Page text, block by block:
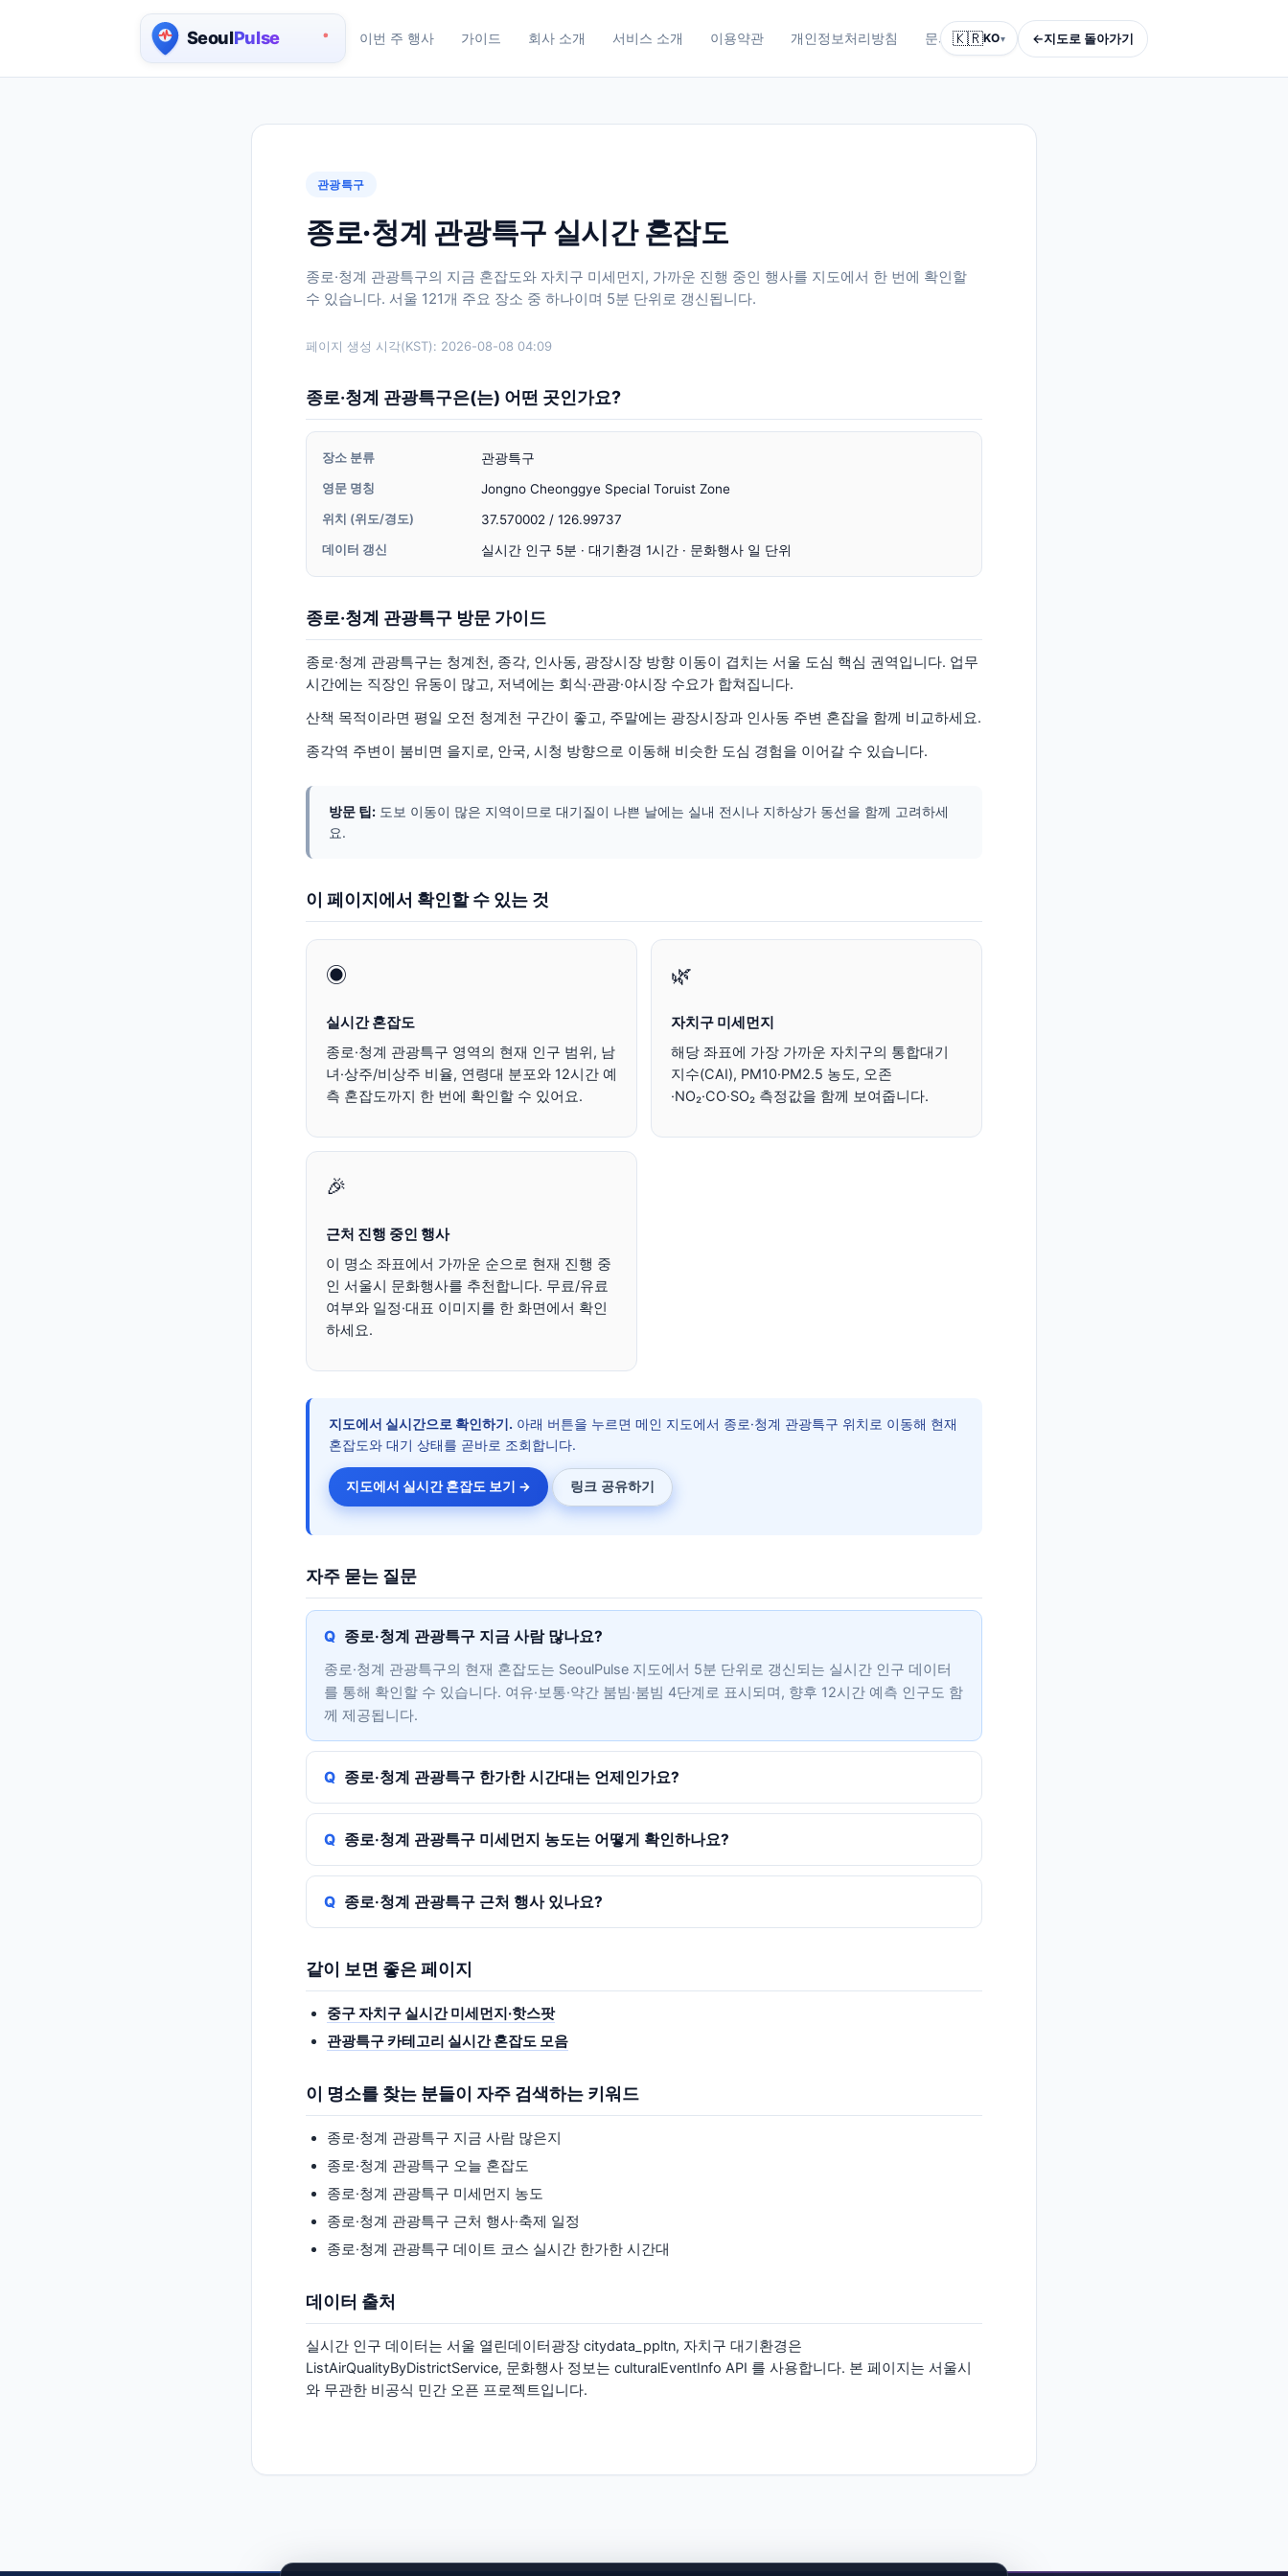
서울 실시간 인구 지도
이번 주 행사 가이드 회사 소개 서비스 소개 이용약관 개인정보처리방침 문의하기
🇰🇷KO▾ ←지도로 돌아가기
관광특구
종로·청계 관광특구 실시간 혼잡도
종로·청계 관광특구의 지금 혼잡도와 자치구 미세먼지, 가까운 진행 중인 행사를 지도에서 한 번에 확인할
수 있습니다. 서울 121개 주요 장소 중 하나이며 5분 단위로 갱신됩니다.
페이지 생성 시각(KST): 2026-08-08 04:09
종로·청계 관광특구은(는) 어떤 곳인가요?
장소 분류
관광특구
영문 명칭
Jongno Cheonggye Special Toruist Zone
위치 (위도/경도)
37.570002 / 126.99737
데이터 갱신
실시간 인구 5분 · 대기환경 1시간 · 문화행사 일 단위
종로·청계 관광특구 방문 가이드
종로·청계 관광특구는 청계천, 종각, 인사동, 광장시장 방향 이동이 겹치는 서울 도심 핵심 권역입니다. 업무
시간에는 직장인 유동이 많고, 저녁에는 회식·관광·야시장 수요가 합쳐집니다.
산책 목적이라면 평일 오전 청계천 구간이 좋고, 주말에는 광장시장과 인사동 주변 혼잡을 함께 비교하세요.
종각역 주변이 붐비면 을지로, 안국, 시청 방향으로 이동해 비슷한 도심 경험을 이어갈 수 있습니다.
방문 팁: 도보 이동이 많은 지역이므로 대기질이 나쁜 날에는 실내 전시나 지하상가 동선을 함께 고려하세
요.
이 페이지에서 확인할 수 있는 것
◉
실시간 혼잡도
종로·청계 관광특구 영역의 현재 인구 범위, 남
녀·상주/비상주 비율, 연령대 분포와 12시간 예
측 혼잡도까지 한 번에 확인할 수 있어요.
🌿
자치구 미세먼지
해당 좌표에 가장 가까운 자치구의 통합대기
지수(CAI), PM10·PM2.5 농도, 오존
·NO₂·CO·SO₂ 측정값을 함께 보여줍니다.
🎉
근처 진행 중인 행사
이 명소 좌표에서 가까운 순으로 현재 진행 중
인 서울시 문화행사를 추천합니다. 무료/유료
여부와 일정·대표 이미지를 한 화면에서 확인
하세요.
지도에서 실시간으로 확인하기. 아래 버튼을 누르면 메인 지도에서 종로·청계 관광특구 위치로 이동해 현재
혼잡도와 대기 상태를 곧바로 조회합니다.
지도에서 실시간 혼잡도 보기 → 링크 공유하기
자주 묻는 질문
종로·청계 관광특구 지금 사람 많나요?
종로·청계 관광특구의 현재 혼잡도는 SeoulPulse 지도에서 5분 단위로 갱신되는 실시간 인구 데이터
를 통해 확인할 수 있습니다. 여유·보통·약간 붐빔·붐빔 4단계로 표시되며, 향후 12시간 예측 인구도 함
께 제공됩니다.
종로·청계 관광특구 한가한 시간대는 언제인가요?
종로·청계 관광특구 미세먼지 농도는 어떻게 확인하나요?
종로·청계 관광특구 근처 행사 있나요?
같이 보면 좋은 페이지
중구 자치구 실시간 미세먼지·핫스팟
관광특구 카테고리 실시간 혼잡도 모음
이 명소를 찾는 분들이 자주 검색하는 키워드
종로·청계 관광특구 지금 사람 많은지
종로·청계 관광특구 오늘 혼잡도
종로·청계 관광특구 미세먼지 농도
종로·청계 관광특구 근처 행사·축제 일정
종로·청계 관광특구 데이트 코스 실시간 한가한 시간대
데이터 출처
실시간 인구 데이터는 서울 열린데이터광장 citydata_ppltn, 자치구 대기환경은
ListAirQualityByDistrictService, 문화행사 정보는 culturalEventInfo API 를 사용합니다. 본 페이지는 서울시
와 무관한 비공식 민간 오픈 프로젝트입니다.